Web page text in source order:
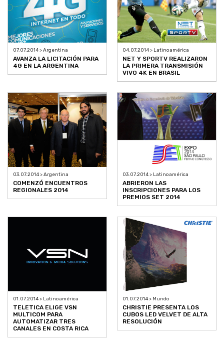
07.07.2014 > Argentina
AVANZA LA LICITACIÓN PARA
4G EN LA ARGENTINA
04.07.2014 > Latinoamérica
NET Y SPORTV REALIZARON
LA PRIMERA TRANSMISIÓN
VIVO 4K EN BRASIL
03.07.2014 > Argentina
COMENZÓ ENCUENTROS
REGIONALES 2014
03.07.2014 > Latinoamérica
ABRIERON LAS
INSCRIPCIONES PARA LOS
PREMIOS SET 2014
01.07.2014 > Latinoamérica
TELETICA ELIGE VSN
MULTICOM PARA
AUTOMATIZAR TRES
CANALES EN COSTA RICA
01.07.2014 > Mundo
CHRISTIE PRESENTA LOS
CUBOS LED VELVET DE ALTA
RESOLUCIÓN